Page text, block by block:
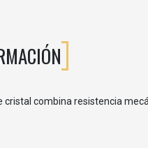
combina resistencia